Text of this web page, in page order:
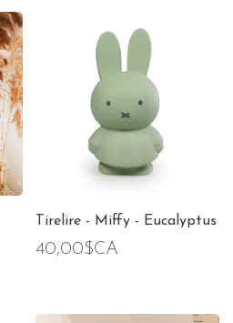
Tirelire - Miffy - Eucalyptus
40,00$CA